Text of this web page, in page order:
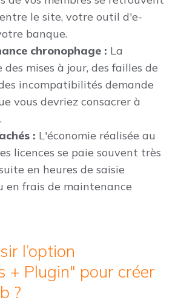
le site, votre outil d'e-
banque.
chronophage : La
mises à jour, des failles de
incompatibilités demande
vous devriez consacrer à
: L'économie réalisée au
licences se paie souvent très
en heures de saisie
en frais de maintenance
l’option
+ Plugin" pour créer
?